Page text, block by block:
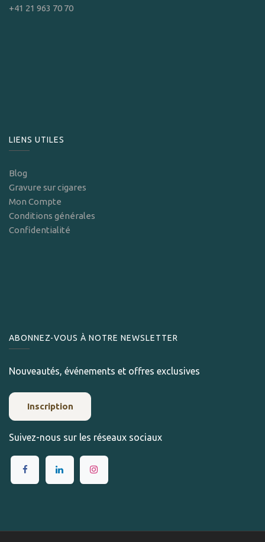
+41 21 963 70 70
LIENS UTILES
Blog
Gravure sur cigares
Mon Compte
Conditions générales
Confidentialité
ABONNEZ-VOUS À NOTRE NEWSLETTER
Nouveautés, événements et offres exclusives
Inscription
Suivez-nous sur les réseaux sociaux